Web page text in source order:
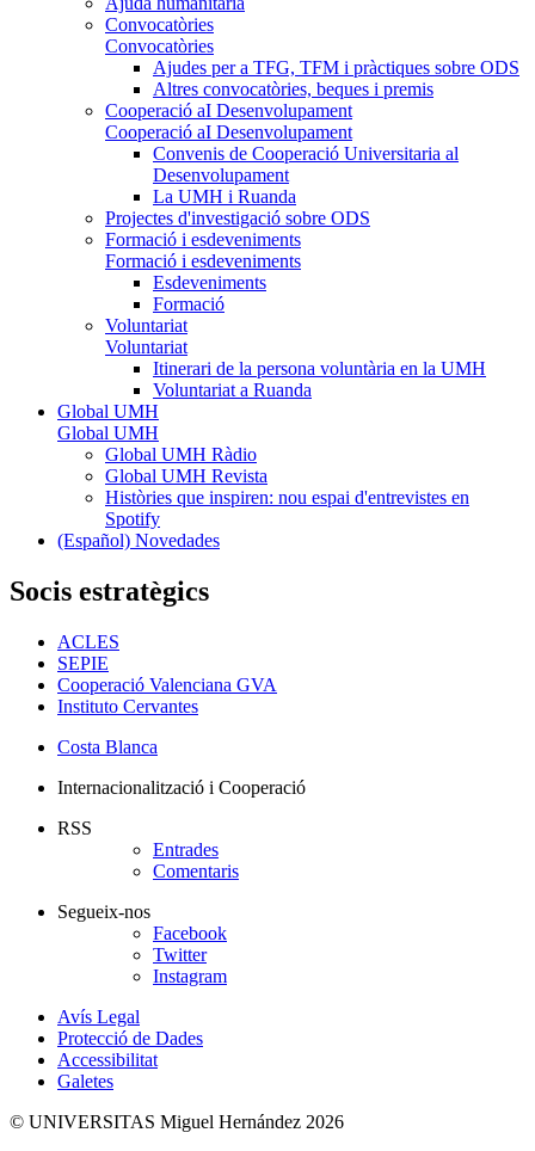
Convocatòries
Convocatòries
Ajudes per a TFG, TFM i pràctiques sobre ODS
Altres convocatòries, beques i premis
Cooperació aI Desenvolupament
Cooperació aI Desenvolupament
Convenis de Cooperació Universitaria al
Desenvolupament
La UMH i Ruanda
Projectes d'investigació sobre ODS
Formació i esdeveniments
Formació i esdeveniments
Esdeveniments
Formació
Voluntariat
Voluntariat
Itinerari de la persona voluntària en la UMH
Voluntariat a Ruanda
Global UMH
Global UMH
Global UMH Ràdio
Global UMH Revista
Històries que inspiren: nou espai d'entrevistes en
Spotify
(Español) Novedades
Socis estratègics
ACLES
SEPIE
Cooperació Valenciana GVA
Instituto Cervantes
Costa Blanca
Internacionalització i Cooperació
RSS
Entrades
Comentaris
Segueix-nos
Facebook
Twitter
Instagram
Avís Legal
Protecció de Dades
Accessibilitat
Galetes
© UNIVERSITAS Miguel Hernández 2026